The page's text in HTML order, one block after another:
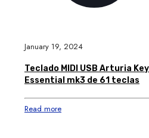
January 19, 2024
Teclado MIDI USB Arturia
Essential mk3 de 61 teclas
Read more